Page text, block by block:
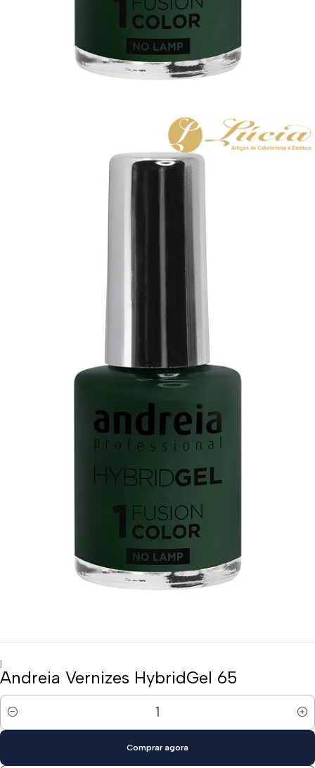
|
Andreia Vernizes HybridGel 65
Quantidade
Comprar agora